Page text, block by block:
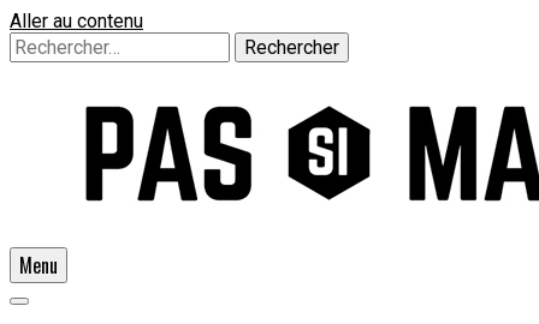
Aller au contenu
Rechercher :
Un guide pour l'homme moderne
Menu